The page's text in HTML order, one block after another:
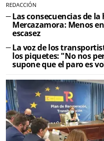
REDACCIÓN
Las consecuencias de
Mercazamora: Menos
escasez
La voz de los
los piquetes: "No nos
supone que el paro es